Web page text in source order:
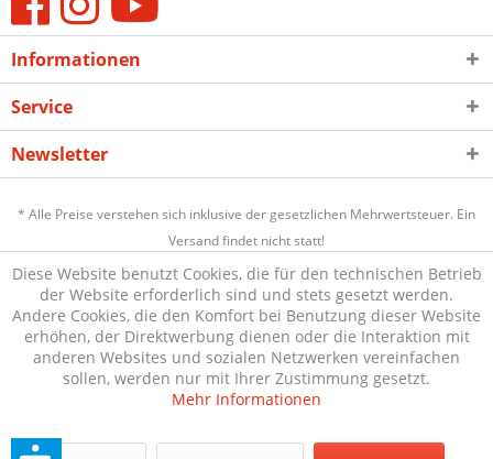
Informationen
Service
Newsletter
* Alle Preise verstehen sich inklusive der gesetzlichen Mehrwertsteuer. Ein
Versand findet nicht statt!
Diese Website benutzt Cookies, die für den technischen Betrieb
der Website erforderlich sind und stets gesetzt werden.
Andere Cookies, die den Komfort bei Benutzung dieser Website
erhöhen, der Direktwerbung dienen oder die Interaktion mit
anderen Websites und sozialen Netzwerken vereinfachen
sollen, werden nur mit Ihrer Zustimmung gesetzt.
Mehr Informationen